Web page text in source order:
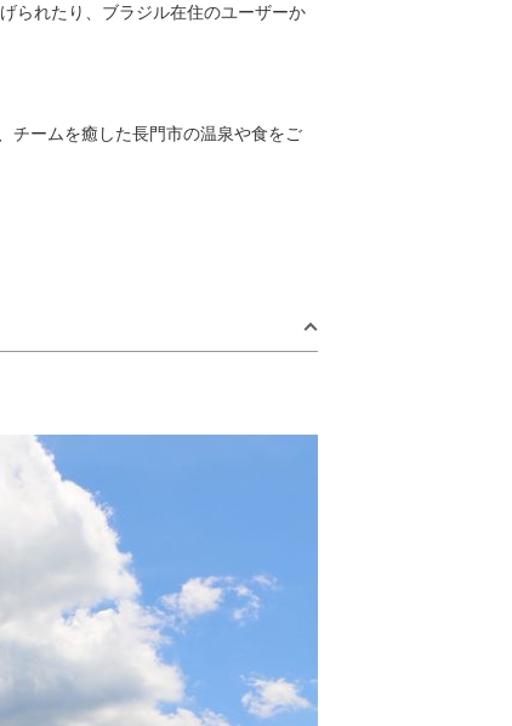
られたり、ブラジル在住のユーザーか
チームを癒した長門市の温泉や食をご